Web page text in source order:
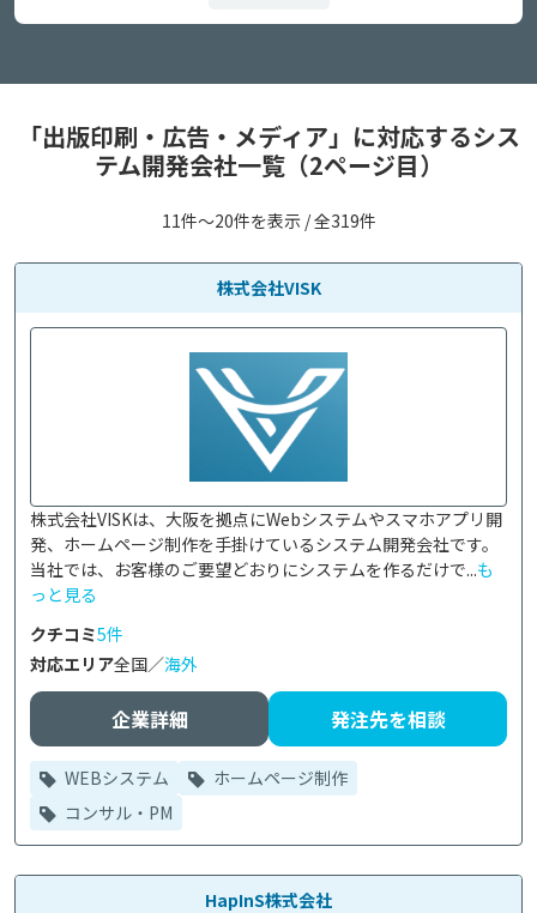
「出版印刷・広告・メディア」に対応するシス
テム開発会社一覧（2ページ目）
11件〜20件を表示 / 全319件
株式会社VISK
株式会社VISKは、大阪を拠点にWebシステムやスマホアプリ開
発、ホームページ制作を手掛けているシステム開発会社です。
当社では、お客様のご要望どおりにシステムを作るだけで...も
っと見る
クチコミ5件
対応エリア全国／海外
企業詳細 発注先を相談
WEBシステム
ホームページ制作
コンサル・PM
HapInS株式会社